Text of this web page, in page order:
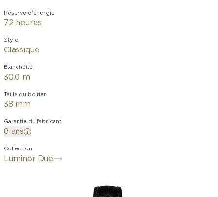
Réserve d'énergie
72 heures
Style
Classique
Étanchéité
30.0 m
Taille du boitier
38 mm
Garantie du fabricant
8 ans
Collection
Luminor Due